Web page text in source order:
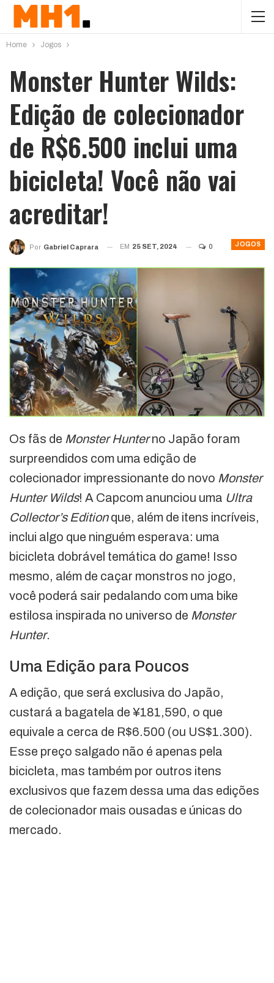
Home Jogos
Monster Hunter Wilds:
Edição de colecionador
de R$6.500 inclui uma
bicicleta! Você não vai
acreditar!
JOGOS
Por Gabriel Caprara EM 25 SET, 2024 0
Os fãs de Monster Hunterno Japão foram
surpreendidos com uma edição de
colecionador impressionante do novo Monster
Hunter Wilds! A Capcom anunciou uma Ultra
Collector’s Editionque, além de itens incríveis,
inclui algo que ninguém esperava: uma
bicicleta dobrável temática do game! Isso
mesmo, além de caçar monstros no jogo,
você poderá sair pedalando com uma bike
estilosa inspirada no universo de Monster
Hunter.
Uma Edição para Poucos
A edição, que será exclusiva do Japão,
custará a bagatela de ¥181,590, o que
equivale a cerca de R$6.500 (ou US$1.300).
Esse preço salgado não é apenas pela
bicicleta, mas também por outros itens
exclusivos que fazem dessa uma das edições
de colecionador mais ousadas e únicas do
mercado.